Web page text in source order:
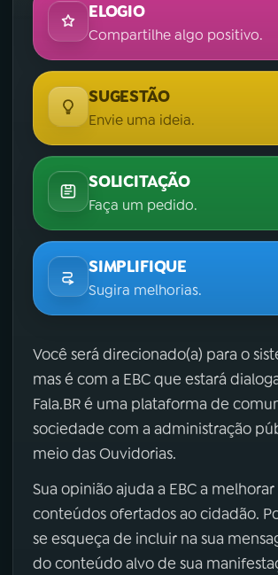
ELOGIO
Compartilhe algo positivo.
SUGESTÃO
Envie uma ideia.
SOLICITAÇÃO
Faça um pedido.
SIMPLIFIQUE
Sugira melhorias.
Você será direcionado(a) para o
mas é com a EBC que estará
Fala.BR é uma plataforma de
sociedade com a administração
meio das Ouvidorias.
Sua opinião ajuda a EBC a melhorar
conteúdos ofertados ao cidadão.
se esqueça de incluir na sua
do conteúdo alvo de sua